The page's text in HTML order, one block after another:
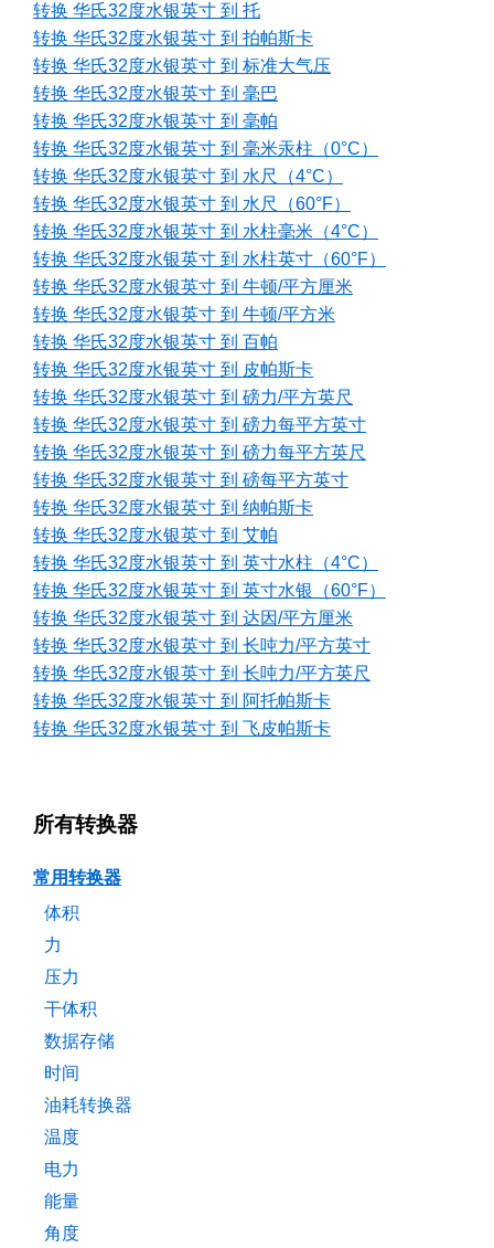
转换 华氏32度水银英寸 到 托
转换 华氏32度水银英寸 到 拍帕斯卡
转换 华氏32度水银英寸 到 标准大气压
转换 华氏32度水银英寸 到 毫巴
转换 华氏32度水银英寸 到 毫帕
转换 华氏32度水银英寸 到 毫米汞柱（0°C）
转换 华氏32度水银英寸 到 水尺（4°C）
转换 华氏32度水银英寸 到 水尺（60°F）
转换 华氏32度水银英寸 到 水柱毫米（4°C）
转换 华氏32度水银英寸 到 水柱英寸（60°F）
转换 华氏32度水银英寸 到 牛顿/平方厘米
转换 华氏32度水银英寸 到 牛顿/平方米
转换 华氏32度水银英寸 到 百帕
转换 华氏32度水银英寸 到 皮帕斯卡
转换 华氏32度水银英寸 到 磅力/平方英尺
转换 华氏32度水银英寸 到 磅力每平方英寸
转换 华氏32度水银英寸 到 磅力每平方英尺
转换 华氏32度水银英寸 到 磅每平方英寸
转换 华氏32度水银英寸 到 纳帕斯卡
转换 华氏32度水银英寸 到 艾帕
转换 华氏32度水银英寸 到 英寸水柱（4°C）
转换 华氏32度水银英寸 到 英寸水银（60°F）
转换 华氏32度水银英寸 到 达因/平方厘米
转换 华氏32度水银英寸 到 长吨力/平方英寸
转换 华氏32度水银英寸 到 长吨力/平方英尺
转换 华氏32度水银英寸 到 阿托帕斯卡
转换 华氏32度水银英寸 到 飞皮帕斯卡
所有转换器
常用转换器
体积
力
压力
干体积
数据存储
时间
油耗转换器
温度
电力
能量
角度